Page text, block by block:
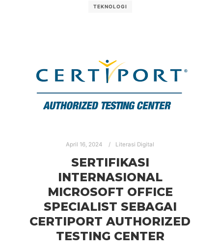
TEKNOLOGI
April 16, 2024 Literasi Digital
SERTIFIKASI
INTERNASIONAL
MICROSOFT OFFICE
SPECIALIST SEBAGAI
CERTIPORT AUTHORIZED
TESTING CENTER